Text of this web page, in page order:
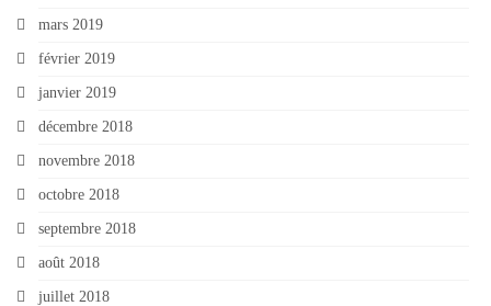
mars 2019
février 2019
janvier 2019
décembre 2018
novembre 2018
octobre 2018
septembre 2018
août 2018
juillet 2018